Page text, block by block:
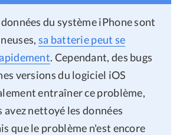
du système iPhone sont
sa batterie peut se
. Cependant, des bugs
versions du logiciel iOS
entraîner ce problème,
avez nettoyé les données
que le problème n'est encore